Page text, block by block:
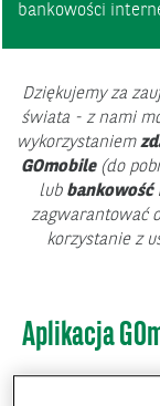
bankowości
Dziękujemy za
świata - z nami
wykorzystaniem
GOmobile(do
lub bankowość
zagwarantować
korzystanie z
Aplikacja